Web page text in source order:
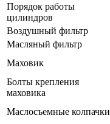
Порядок работы
цилиндров
Воздушный фильтр
Масляный фильтр
Маховик
Болты крепления
маховика
Маслосъемные колпачки